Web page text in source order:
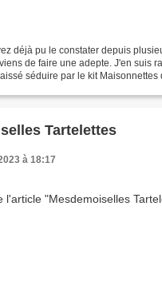
déjà pu le constater depuis
de faire une adepte. J'en suis
séduire par le kit Maisonnettes
Tartelettes
à 18:17